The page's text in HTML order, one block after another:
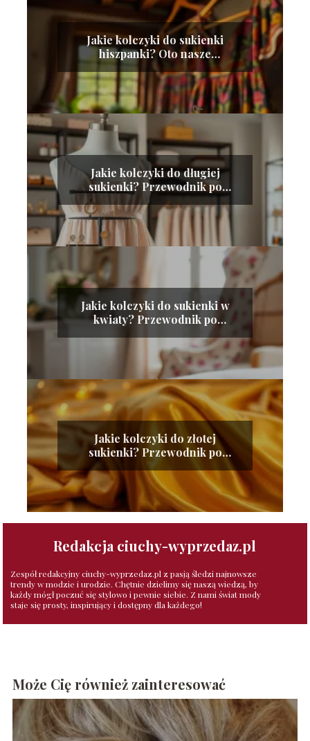
Jakie kolczyki do sukienki
hiszpanki? Oto nasze
propozycje!
Jakie kolczyki do długiej
sukienki? Przewodnik po
idealnych dodatkach
Jakie kolczyki do sukienki w
kwiaty? Przewodnik po
Jakie kolczyki do złotej
sukienki? Przewodnik po
idealnych dodatkach
Redakcja ciuchy-wyprzedaz.pl
Zespół redakcyjny ciuchy-wyprzedaz.pl z pasją śledzi najnowsze
trendy w modzie i urodzie. Chętnie dzielimy się naszą wiedzą, by
każdy mógł poczuć się stylowo i pewnie siebie. Z nami świat mody
staje się prosty, inspirujący i dostępny dla każdego!
Może Cię również zainteresować